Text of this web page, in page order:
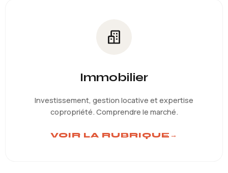
Immobilier
Investissement, gestion locative et expertise
copropriété. Comprendre le marché.
VOIR LA RUBRIQUE →